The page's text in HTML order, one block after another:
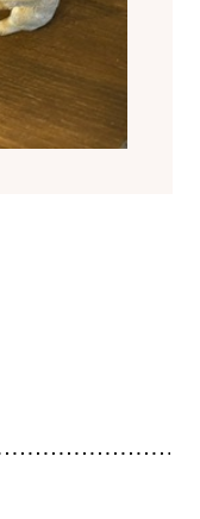
様
例
ーション